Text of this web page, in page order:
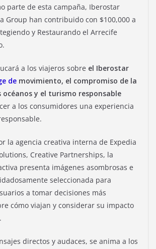
parte de esta campaña, Iberostar
Group han contribuido con $100,000 a
y Restaurando el Arrecife
a los viajeros sobre el Iberostar
de movimiento, el compromiso de la
océanos y el turismo responsable
a los consumidores una experiencia
la agencia creativa interna de Expedia
Creative Partnerships, la
presenta imágenes asombrosas e
seleccionada para
a tomar decisiones más
cómo viajan y considerar su impacto
directos y audaces, se anima a los